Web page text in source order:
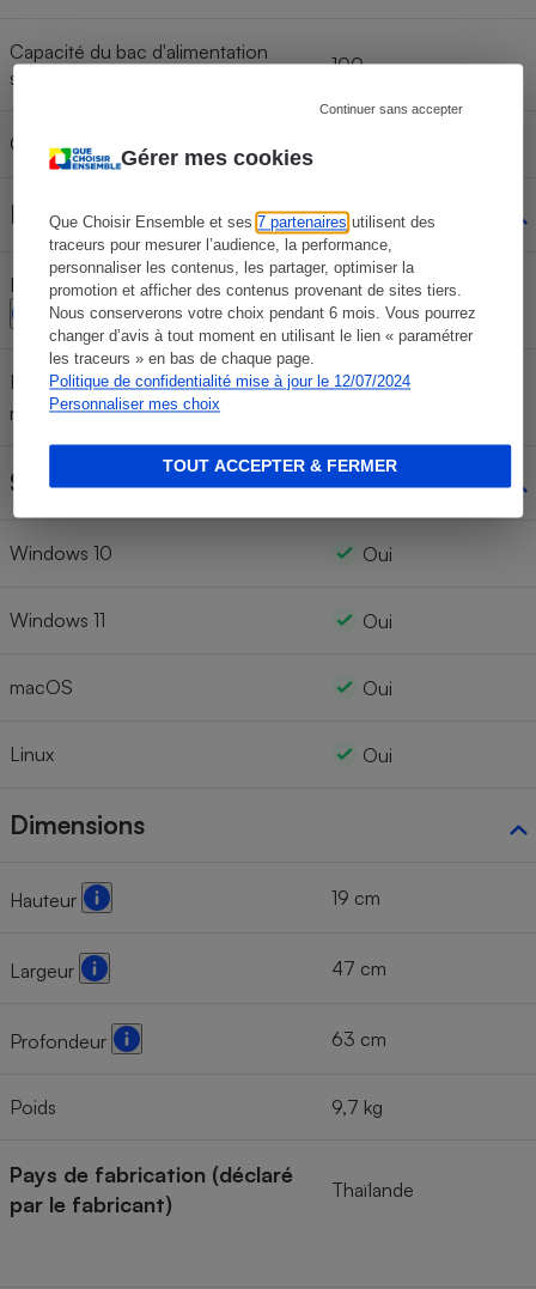
Gérer mes cookies
Que Choisir Ensemble et ses7 partenaires utilisent des
traceurs pour mesurer l’audience, la performance,
personnaliser les contenus, les partager, optimiser la
promotion et afficher des contenus provenant de sites tiers.
Nous conserverons votre choix pendant 6 mois. Vous pourrez
changer d’avis à tout moment en utilisant le lien « paramétrer
les traceurs » en bas de chaque page.
Politique de confidentialité mise à jour le 12/07/2024
Personnaliser mes choix
Continuer sans accepter
TOUT ACCEPTER & FERMER
Capacité du bac d'alimentation
secondaire
100
Chargeur de papier 10 x 15
Marges
Impression photo A4 sans marge
Oui
Impression photo 10 x 15 cm sans
marge
Oui
Système d'exploitation
Windows 10 Oui
Windows 11 Oui
macOS Oui
Linux Oui
Dimensions
Hauteur 19 cm
Largeur 47 cm
Profondeur 63 cm
Poids 9,7 kg
Pays de fabrication (déclaré
par le fabricant)
Thaïlande